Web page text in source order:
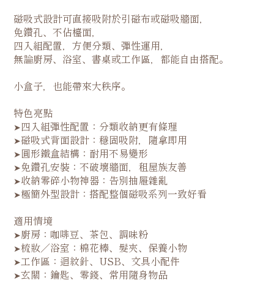
磁吸式設計可直接吸附於引磁布或磁吸牆面，
免鑽孔、不佔檯面，
四入組配置，方便分類、彈性運用，
無論廚房、浴室、書桌或工作區，都能自由搭配。
小盒子，也能帶來大秩序。
特色亮點
➤四入組彈性配置：分類收納更有條理
➤磁吸式背面設計：穩固吸附，隨拿即用
➤圓形鐵盒結構：耐用不易變形
➤免鑽孔安裝：不破壞牆面，租屋族友善
➤收納零碎小物神器：告別抽屜雜亂
➤極簡外型設計：搭配整個磁吸系列一致好看
適用情境
➤廚房：咖啡豆、茶包、調味粉
➤梳妝／浴室：棉花棒、髮夾、保養小物
➤工作區：迴紋針、USB、文具小配件
➤玄關：鑰匙、零錢、常用隨身物品